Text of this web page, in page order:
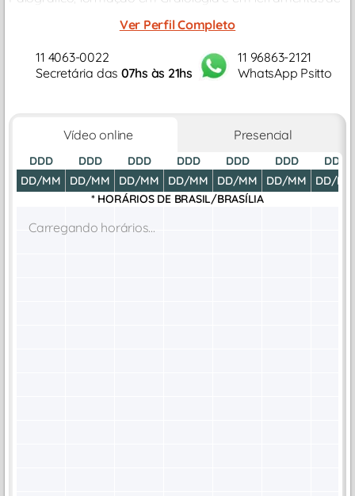
Ver Perfil Completo
11 4063-0022
Secretária das 07hs às 21hs
11 96863-2121
WhatsApp Psitto
Vídeo online Presencial
DDD
DD/MM
DDD
DD/MM
DDD
DD/MM
DDD
DD/MM
DDD
DD/MM
DDD
DD/MM
DDD
DD/MM
* HORÁRIOS DE BRASIL/BRASÍLIA
Carregando horários...